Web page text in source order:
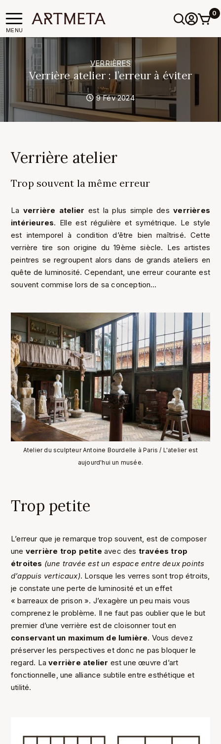
MENU
0
VERRIÈRES
Verrière atelier : l’erreur à éviter
9 Fév 2024
Verrière atelier
Trop souvent la même erreur
La verrière atelier est la plus simple desverrières
intérieures. Elle est régulière et symétrique. Le style
est intemporel à condition d’être bien maîtrisé. Cette
verrière tire son origine du 19ème siècle. Les artistes
peintres se regroupent alors dans de grands ateliers en
quête de luminosité. Cependant, une erreur courante est
souvent commise lors de sa conception…
Atelier du sculpteur Antoine Bourdelle à Paris / L'atelier est
aujourd'hui un musée.
Trop petite
L’erreur que je remarque trop souvent, est de composer
une verrière trop petite avec des travées trop
étroites (une travée est un espace entre deux points
d’appuis verticaux). Lorsque les verres sont trop étroits,
je constate une perte de luminosité et un effet
« barreaux de prison ». J’exagère un peu mais vous
comprenez le problème. Il ne faut pas oublier que le but
premier d’une verrière est de cloisonner tout en
conservant un maximum de lumière. Vous devez
préserver les perspectives et donc ne pas bloquer le
regard. La verrière atelier est une œuvre d’art
fonctionnelle, une alliance subtile entre esthétique et
utilité.